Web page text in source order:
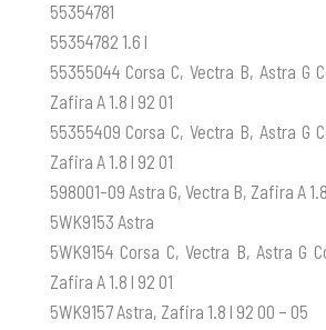
55354781
55354782 1.6 l
55355044 Corsa C, Vectra B, Astra G
Zafira A 1.8 l 92 01
55355409 Corsa C, Vectra B, Astra G
Zafira A 1.8 l 92 01
598001-09 Astra G, Vectra B, Zafira A
5WK9153 Astra
5WK9154 Corsa C, Vectra B, Astra G
Zafira A 1.8 l 92 01
5WK9157 Astra, Zafira 1.8 l 92 00 – 05